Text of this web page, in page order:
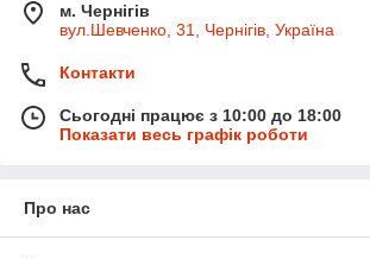
м. Чернігів
вул.Шевченко, 31, Чернігів, Україна
Контакти
Сьогодні працює з 10:00 до 18:00
Показати весь графік роботи
Про нас